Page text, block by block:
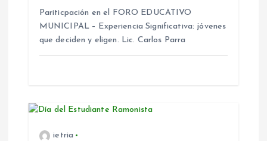
a
Pariticpación en el FORO EDUCATIVO
MUNICIPAL – Experiencia Significativa: jóvenes
que deciden y eligen. Lic. Carlos Parra
ietria